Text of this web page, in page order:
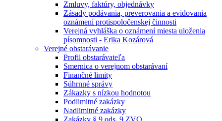
Zmluvy, faktúry, objednávky
Zásady podávania, preverovania a evidovania
oznámení protispoločenskej činnosti
Verejná vyhláška o oznámení miesta uloženia
písomnosti - Erika Kozárová
Verejné obstarávanie
Profil obstarávateľa
Smernica o verejnom obstarávaní
Finančné limity
Súhrnné správy
Zákazky s nízkou hodnotou
Podlimitné zakázky
Nadlimitné zakázky
Zakázky § 9 ods. 9 ZVO